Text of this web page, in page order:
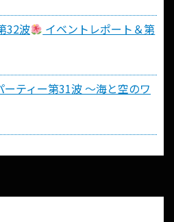
32波
イベントレポート＆第
ーティー第31波 〜海と空のワ